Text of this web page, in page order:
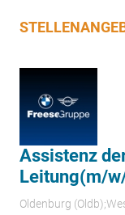
Assistenz
Leitung(m/
Oldenburg